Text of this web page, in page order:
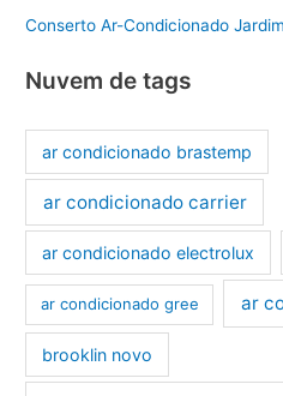
Conserto Ar-Condicionado
Nuvem de tags
ar condicionado brastemp
ar condicionado carrier
ar condicionado electrolux
ar condicionado gree ar
brooklin novo